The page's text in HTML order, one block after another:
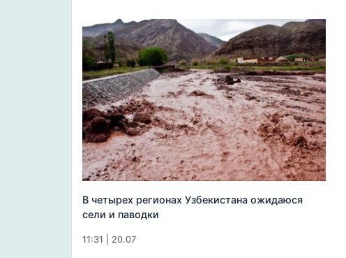
В четырех регионах Узбекистана ожидаюся
сели и паводки
11:31 | 20.07